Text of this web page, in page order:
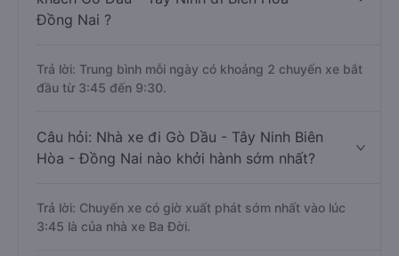
Đồng Nai ?
Trả lời: Trung bình mỗi ngày có khoảng 2 chuyến xe bắt
đầu từ 3:45 đến 9:30.
Câu hỏi: Nhà xe đi Gò Dầu - Tây Ninh Biên
Hòa - Đồng Nai nào khởi hành sớm nhất?
Trả lời: Chuyến xe có giờ xuất phát sớm nhất vào lúc
3:45 là của nhà xe Ba Đời.